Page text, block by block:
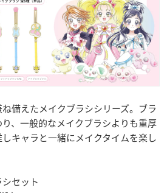
備えたメイクブラシシリーズ。ブラ
、一般的なメイクブラシよりも重厚
キャラと一緒にメイクタイムを楽し
セット